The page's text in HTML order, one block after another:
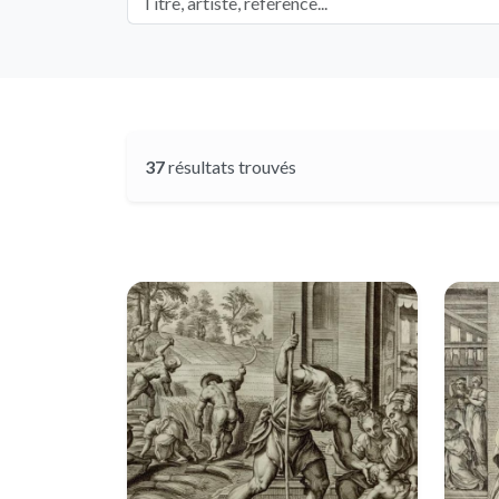
37résultats trouvés